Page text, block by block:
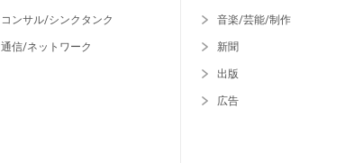
コンサル/シンクタンク
通信/ネットワーク
音楽/芸能/制作
新聞
出版
広告